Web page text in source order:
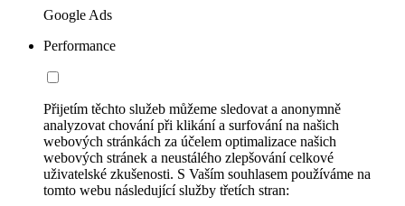
Google Ads
Performance
Přijetím těchto služeb můžeme sledovat a anonymně
analyzovat chování při klikání a surfování na našich
webových stránkách za účelem optimalizace našich
webových stránek a neustálého zlepšování celkové
uživatelské zkušenosti. S Vaším souhlasem používáme na
tomto webu následující služby třetích stran: